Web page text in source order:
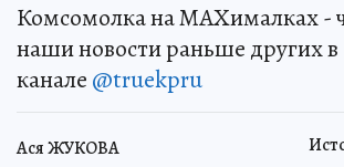
Комсомолка на MAXималках -
наши новости раньше других в
канале @truekpru
Ася ЖУКОВА